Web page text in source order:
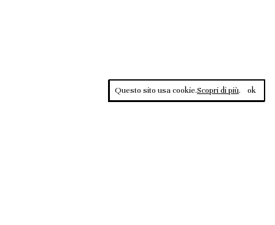
Questo sito usa cookie.Scopri di più. ok